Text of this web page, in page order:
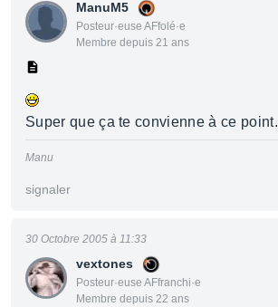
ManuM5
Posteur·euse AFfolé·e
Membre depuis 21 ans
Super que ça te convienne à ce point.
Manu
signaler
vextones
Posteur·euse AFfranchi·e
Membre depuis 22 ans
30 Octobre 2005 à 11:33